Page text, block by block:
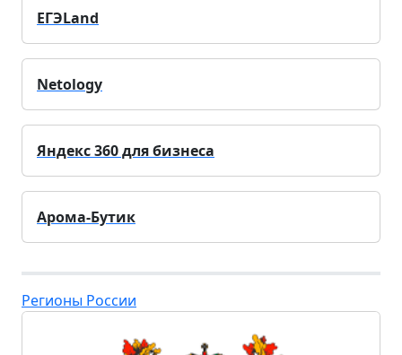
ЕГЭLand
Netology
Яндекс 360 для бизнеса
Арома-Бутик
Регионы России